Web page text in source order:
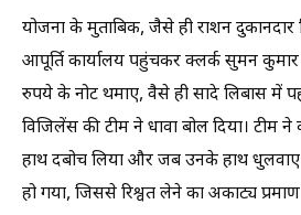
योजना के मुताबिक, जैसे ही राशन
आपूर्ति कार्यालय पहुंचकर क्लर्क सुमन
रुपये के नोट थमाए, वैसे ही सादे लिबास में
विजिलेंस की टीम ने धावा बोल दिया। टीम
हाथ दबोच लिया और जब उनके हाथ धुलवाए
हो गया, जिससे रिश्वत लेने का अकाट्य